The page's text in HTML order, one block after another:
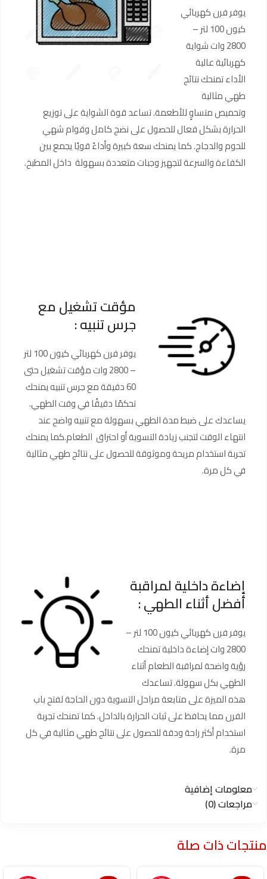
يوفر فرن كهربائي
كيون 100 لتر –
2800 وات شواية
كهربائية عالية
الأداء تمنحك نتائج
طهي مثالية
وتحميص متساوٍ للأطعمة. تساعد قوة الشواية على توزيع
الحرارة بشكل فعال للحصول على نضج كامل وقوام شهي
للحوم والدجاج. كما يمنحك سعة كبيرة وأداءً قويًا يجمع بين
الكفاءة والسرعة لتجهيز وجبات متعددة بسهولة داخل المطبخ.
مؤقت تشغيل مع
جرس تنبيه :
يوفر فرن كهربائي كيون 100 لتر
– 2800 وات مؤقت تشغيل حتى
60 دقيقة مع جرس تنبيه يمنحك
تحكمًا دقيقًا في وقت الطهي.
يساعدك على ضبط مدة الطهي بسهولة مع تنبيه واضح عند
انتهاء الوقت لتجنب زيادة التسوية أو احتراق الطعام.كما يمنحك
تجربة استخدام مريحة وموثوقة للحصول على نتائج طهي مثالية
في كل مرة.
إضاءة داخلية لمراقبة
أفضل أثناء الطهي :
يوفر فرن كهربائي كيون 100 لتر –
2800 وات إضاءة داخلية تمنحك
رؤية واضحة لمراقبة الطعام أثناء
الطهي بكل سهولة. تساعدك
هذه الميزة على متابعة مراحل التسوية دون الحاجة لفتح باب
الفرن مما يحافظ على ثبات الحرارة بالداخل. كما تمنحك تجربة
استخدام أكثر راحة ودقة للحصول على نتائج طهي مثالية في كل
مرة.
معلومات إضافية
مراجعات (0)
منتجات ذات صلة